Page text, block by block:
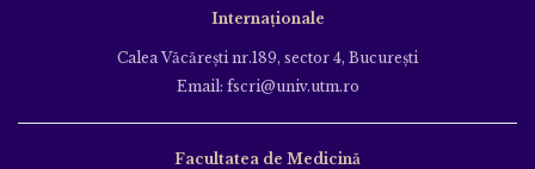
Internaționale
Calea Văcăreşti nr.189, sector 4, Bucureşti
Email: fscri@univ.utm.ro
Facultatea de Medicină